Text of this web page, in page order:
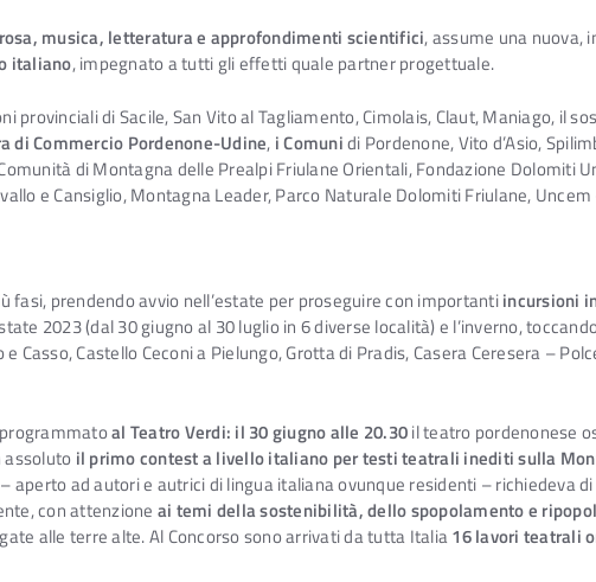
musica, letteratura e approfondimenti scientifici, assume una nuova,
italiano, impegnato a tutti gli effetti quale partner progettuale.
provinciali di Sacile, San Vito al Tagliamento, Cimolais, Claut, Maniago, il
di Commercio Pordenone-Udine, i Comunidi Pordenone, Vito d’Asio,
di Montagna delle Prealpi Friulane Orientali, Fondazione Dolomiti
e Cansiglio, Montagna Leader, Parco Naturale Dolomiti Friulane,
fasi, prendendo avvio nell’estate per proseguire con importantiincursioni
2023 (dal 30 giugno al 30 luglio in 6 diverse località) e l’inverno,
Casso, Castello Ceconi a Pielungo, Grotta di Pradis, Casera Ceresera –
al Teatro Verdi: il 30 giugno alle 20.30il teatro pordenonese
assoluto il primo contest a livello italiano per testi teatrali inediti sulla
aperto ad autori e autrici di lingua italiana ovunque residenti – richiedeva
con attenzione ai temi della sostenibilità, dello spopolamento e
alle terre alte. Al Concorso sono arrivati da tutta Italia16 lavori teatrali